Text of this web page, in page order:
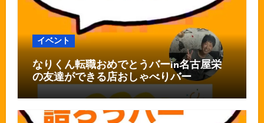
イベント
なりくん転職おめでとうバーin名古屋栄
の友達ができる店おしゃべりバー